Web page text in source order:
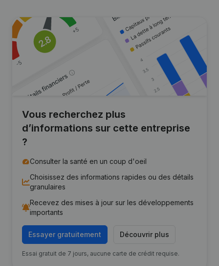
Vous recherchez plus
d’informations sur cette entreprise
?
Consulter la santé en un coup d'oeil
Choisissez des informations rapides ou des détails
granulaires
Recevez des mises à jour sur les développements
importants
Essayer gratuitement Découvrir plus
Essai gratuit de 7 jours, aucune carte de crédit requise.